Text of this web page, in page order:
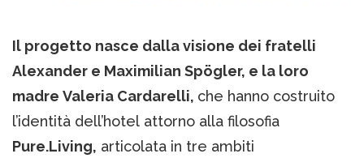
Il progetto nasce dalla visione dei fratelli
Alexander e Maximilian Spögler, e la loro
madre Valeria Cardarelli, che hanno costruito
l’identità dell’hotel attorno alla filosofia
Pure.Living, articolata in tre ambiti